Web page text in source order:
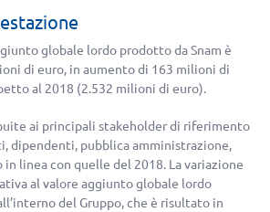
globale lordo prodotto da Snam è
di euro, in aumento di 163 milioni di
al 2018 (2.532 milioni di euro).
ai principali stakeholder di riferimento
dipendenti, pubblica amministrazione,
linea con quelle del 2018. La variazione
al valore aggiunto globale lordo
del Gruppo, che è risultato in